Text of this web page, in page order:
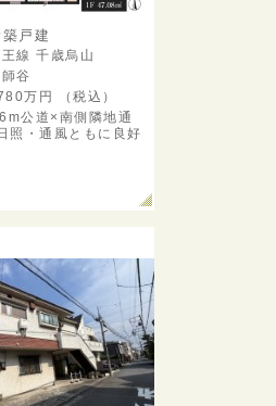
築戸建
線 千歳烏山
谷
万円 （税込）
公道×南側隣地通
照・通風ともに良好